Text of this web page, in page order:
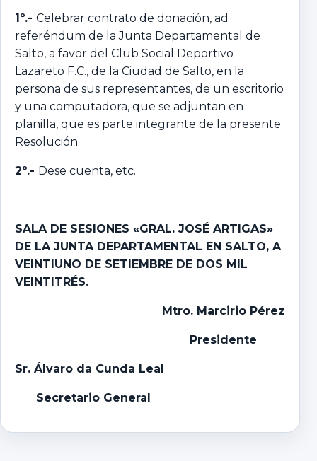
1º.- Celebrar contrato de donación, ad
referéndum de la Junta Departamental de
Salto, a favor del Club Social Deportivo
Lazareto F.C., de la Ciudad de Salto, en la
persona de sus representantes, de un escritorio
y una computadora, que se adjuntan en
planilla, que es parte integrante de la presente
Resolución.
2º.- Dese cuenta, etc.
SALA DE SESIONES «GRAL. JOSÉ ARTIGAS»
DE LA JUNTA DEPARTAMENTAL EN SALTO, A
VEINTIUNO DE SETIEMBRE DE DOS MIL
VEINTITRÉS.
Mtro. Marcirio Pérez
Presidente
Sr. Álvaro da Cunda Leal
Secretario General